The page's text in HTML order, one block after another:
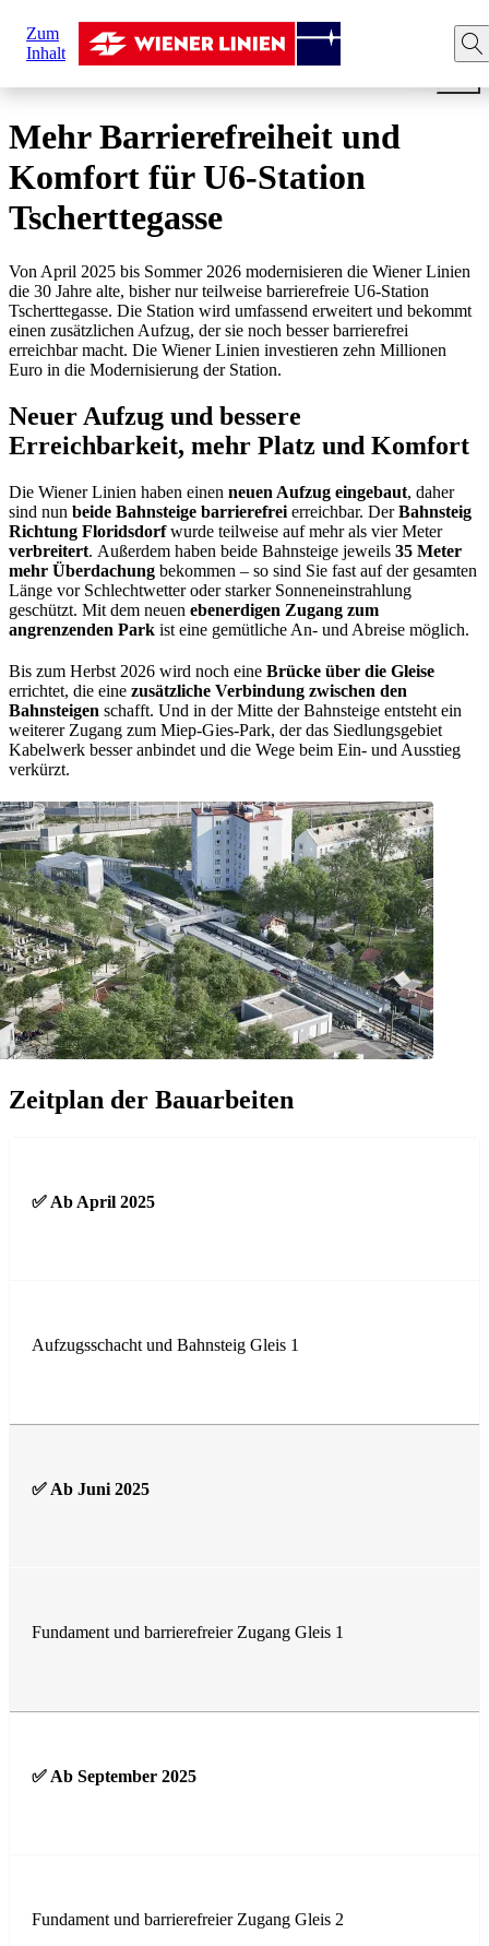
Zum
Inhalt
sind
hier:
Startseite Modernisierungen U6-Station Tscherttegasse
Mehr Barrierefreiheit und
Komfort für U6-Station
Tscherttegasse
Von April 2025 bis Sommer 2026 modernisieren die Wiener Linien
die 30 Jahre alte, bisher nur teilweise barrierefreie U6-Station
Tscherttegasse. Die Station wird umfassend erweitert und bekommt
einen zusätzlichen Aufzug, der sie noch besser barrierefrei
erreichbar macht. Die Wiener Linien investieren zehn Millionen
Euro in die Modernisierung der Station.
Neuer Aufzug und bessere
Erreichbarkeit, mehr Platz und Komfort
Die Wiener Linien haben einen neuen Aufzug eingebaut, daher
sind nun beide Bahnsteige barrierefrei erreichbar. DerBahnsteig
Richtung Floridsdorfwurde teilweise auf mehr als vier Meter
verbreitert. Außerdem haben beide Bahnsteige jeweils 35 Meter
mehr Überdachung bekommen – so sind Sie fast auf der gesamten
Länge vor Schlechtwetter oder starker Sonneneinstrahlung
geschützt. Mit dem neuen ebenerdigen Zugang zum
angrenzenden Park ist eine gemütliche An- und Abreise möglich.
Bis zum Herbst 2026 wird noch eine Brücke über die Gleise
errichtet, die eine zusätzliche Verbindung zwischen den
Bahnsteigen schafft. Und in der Mitte der Bahnsteige entsteht ein
weiterer Zugang zum Miep-Gies-Park, der das Siedlungsgebiet
Kabelwerk besser anbindet und die Wege beim Ein- und Ausstieg
verkürzt.
Zeitplan der Bauarbeiten
✅ Ab April 2025
Aufzugsschacht und Bahnsteig Gleis 1
✅ Ab Juni 2025
Fundament und barrierefreier Zugang Gleis 1
✅ Ab September 2025
Fundament und barrierefreier Zugang Gleis 2